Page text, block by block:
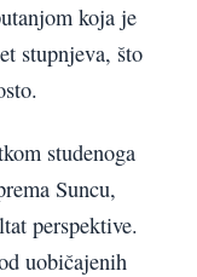
koja je
stupnjeva, što
studenoga
Suncu,
perspektive.
uobičajenih